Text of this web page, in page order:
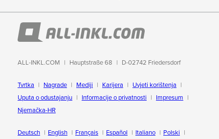
ALL-INKL.COM Hauptstraße 68 D-02742 Friedersdorf
Tvrtka Nagrade Mediji Karijera
Uvjeti korištenja
Uputa o odustajanju
Informacije o privatnosti
Impresum
Njemačka-HR
Deutsch English Français Español Italiano Polski